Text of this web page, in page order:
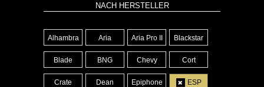
NACH HERSTELLER
Alhambra Aria Aria Pro II Blackstar
Blade BNG Chevy Cort
Crate Dean Epiphone ESP